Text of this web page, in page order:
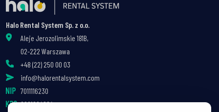
Halo Rental System Sp. z o.o.
Aleje Jerozolimskie 181B,
02-222 Warszawa
+48 (22) 250 00 03
info@halorentalsystem.com
7011116230
0001004004